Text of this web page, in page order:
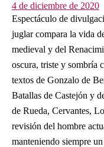
4 de diciembre de 2020
Espectáculo de
juglar compara la vida
medieval y del
oscura, triste y sombría
textos de Gonzalo de
Batallas de Castejón y
de Rueda, Cervantes,
revisión del hombre
manteniendo siempre